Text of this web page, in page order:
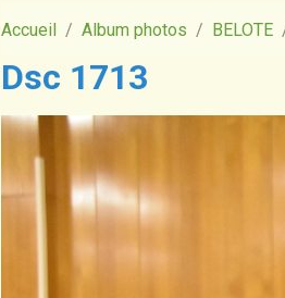
Accueil Album photos BELOTE
Dsc 1713